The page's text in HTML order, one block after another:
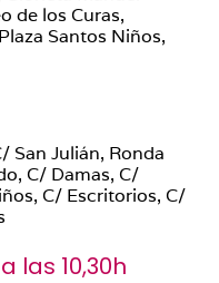
de los Curas,
Santos Niños,
San Julián, Ronda
C/ Damas, C/
C/ Escritorios, C/
las 10,30h